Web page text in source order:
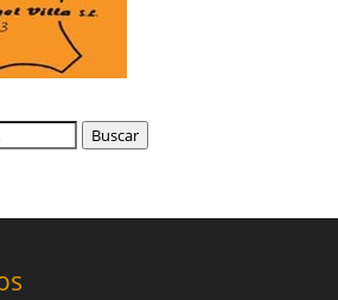
Buscar